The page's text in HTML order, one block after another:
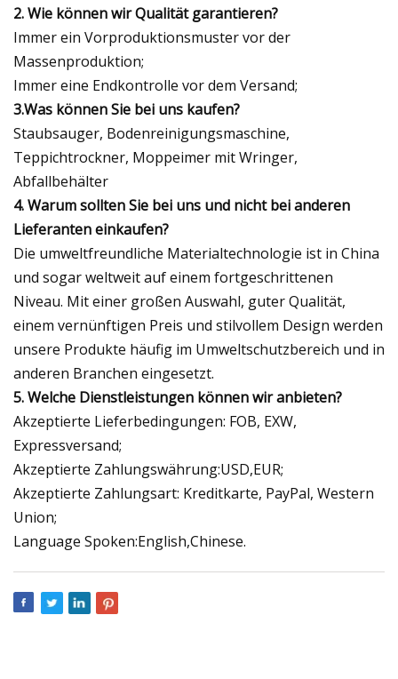
2. Wie können wir Qualität garantieren?
Immer ein Vorproduktionsmuster vor der
Massenproduktion;
Immer eine Endkontrolle vor dem Versand;
3.Was können Sie bei uns kaufen?
Staubsauger, Bodenreinigungsmaschine,
Teppichtrockner, Moppeimer mit Wringer,
Abfallbehälter
4. Warum sollten Sie bei uns und nicht bei anderen
Lieferanten einkaufen?
Die umweltfreundliche Materialtechnologie ist in China
und sogar weltweit auf einem fortgeschrittenen
Niveau. Mit einer großen Auswahl, guter Qualität,
einem vernünftigen Preis und stilvollem Design werden
unsere Produkte häufig im Umweltschutzbereich und in
anderen Branchen eingesetzt.
5. Welche Dienstleistungen können wir anbieten?
Akzeptierte Lieferbedingungen: FOB, EXW,
Expressversand;
Akzeptierte Zahlungswährung:USD,EUR;
Akzeptierte Zahlungsart: Kreditkarte, PayPal, Western
Union;
Language Spoken:English,Chinese.